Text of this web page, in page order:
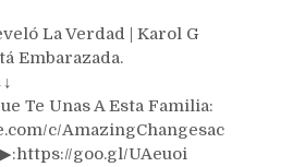
La Verdad | Karol G
Embarazada.
Te Unas A Esta Familia:
c/AmazingChangesac
goo.gl/UAeuoi